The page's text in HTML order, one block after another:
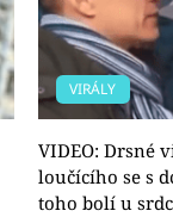
VIRÁLY
VIDEO: Drsné
loučícího se s
toho bolí u